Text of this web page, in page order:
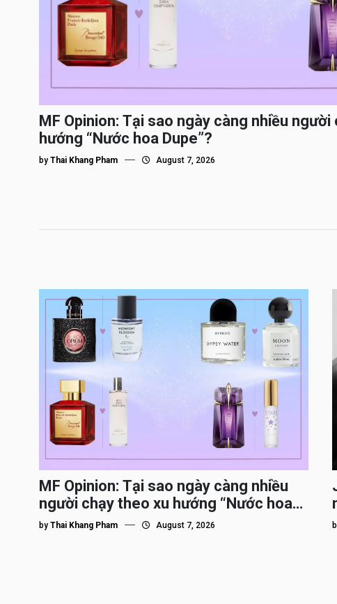
MF Opinion: Tại sao ngày càng nhiều người
hướng “Nước hoa Dupe”?
by Thai Khang Pham August 7, 2026
MF Opinion: Tại sao ngày càng nhiều
người chạy theo xu hướng “Nước hoa
Dupe”?
by Thai Khang Pham August 7, 2026